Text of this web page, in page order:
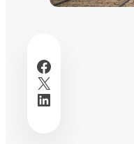
Facebook
X
LinkedIn